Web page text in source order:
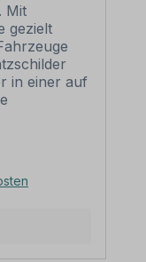
Mit
gezielt
in einer auf
der